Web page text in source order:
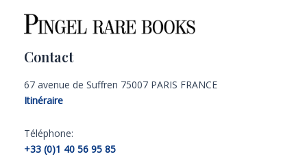
Contact
67 avenue de Suffren 75007 PARIS FRANCE
Itinéraire
Téléphone:
+33 (0)1 40 56 95 85